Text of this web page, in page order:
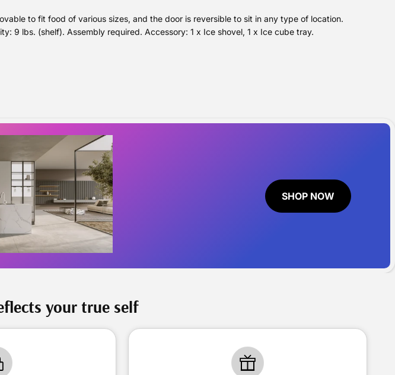
to fit food of various sizes, and the door is reversible to sit in any type of location.
9 lbs. (shelf). Assembly required. Accessory: 1 x Ice shovel, 1 x Ice cube tray.
SHOP NOW
your true self